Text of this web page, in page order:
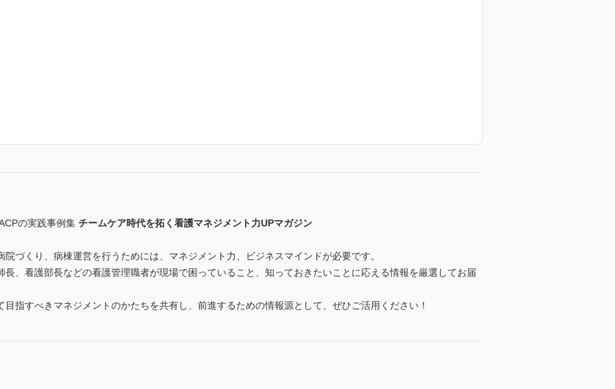
の実践事例集 チームケア時代を拓く看護マネジメント力UPマガジン
づくり、病棟運営を行うためには、マネジメント力、ビジネスマインドが必要です。
、看護部長などの看護管理職者が現場で困っていること、知っておきたいことに応える情報を厳選してお届
指すべきマネジメントのかたちを共有し、前進するための情報源として、ぜひご活用ください！